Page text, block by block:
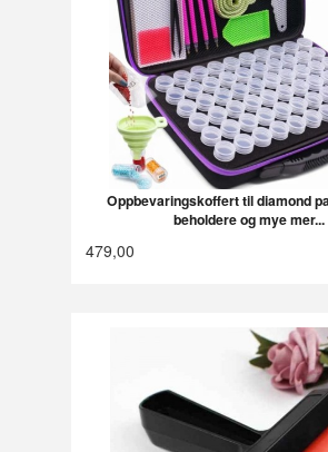
Oppbevaringskoffert til diamond
beholdere og mye mer...
479,00